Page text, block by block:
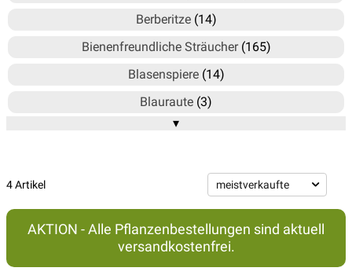
Berberitze(14)
Bienenfreundliche Sträucher(165)
Blasenspiere(14)
Blauraute (3)
Blumenhartriegel
Deutzie, Deutzia, Maiblumenstrauch(13)
Faulbaum(5)
Feuerdorn(4)
Fingerstrauch(16)
▾
4 Artikel
AKTION - Alle Pflanzenbestellungen sind aktuell
versandkostenfrei.